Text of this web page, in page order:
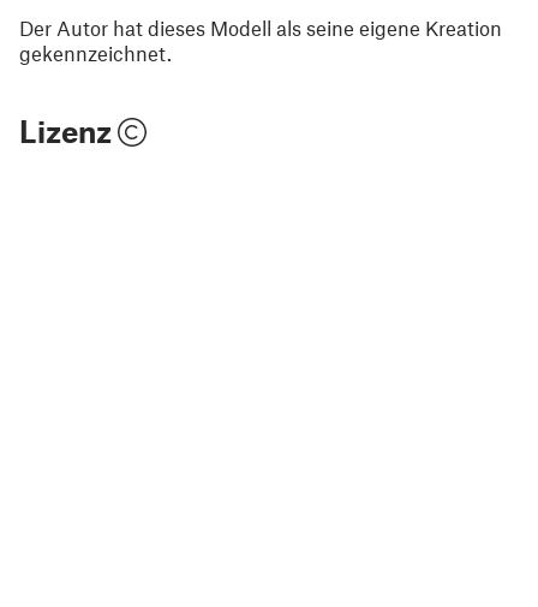
Der Autor hat dieses Modell als seine eigene Kreation
gekennzeichnet.
Lizenz